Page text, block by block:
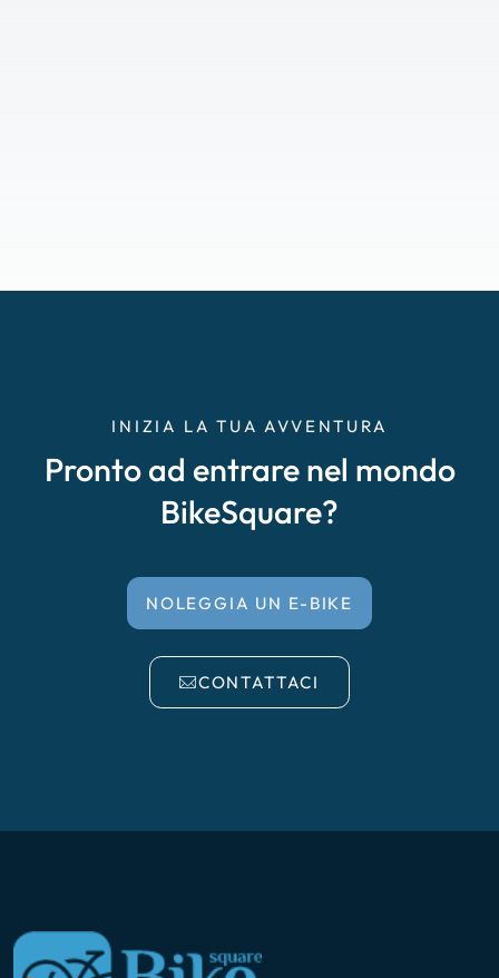
INIZIA LA TUA AVVENTURA
Pronto ad entrare nel mondo
BikeSquare?
NOLEGGIA UN E-BIKE
CONTATTACI